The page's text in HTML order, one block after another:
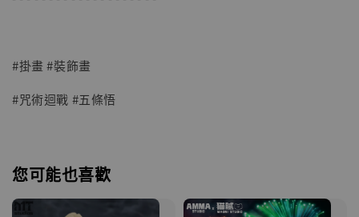
#掛畫 #裝飾畫
#咒術迴戰 #五條悟
您可能也喜歡